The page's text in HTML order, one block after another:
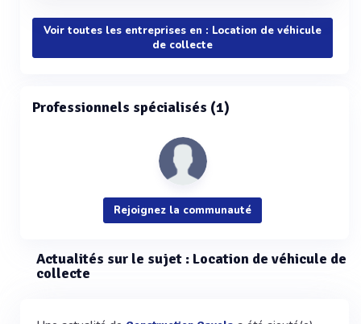
Voir toutes les entreprises en : Location de véhicule
de collecte
Professionnels spécialisés (1)
Rejoignez la communauté
Actualités sur le sujet : Location de véhicule de
collecte